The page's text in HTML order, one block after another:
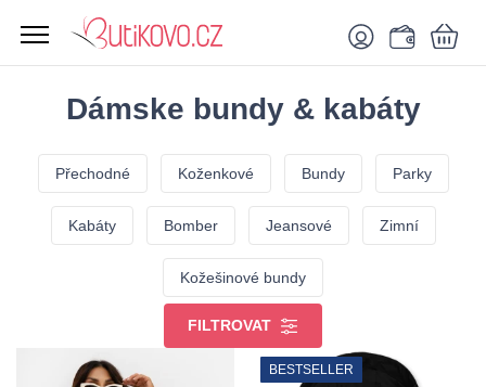
Dámske bundy & kabáty
Přechodné Koženkové Bundy Parky
Kabáty Bomber Jeansové Zimní
Kožešinové bundy
FILTROVAT
BESTSELLER